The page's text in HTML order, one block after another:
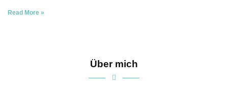
Read More »
Über mich